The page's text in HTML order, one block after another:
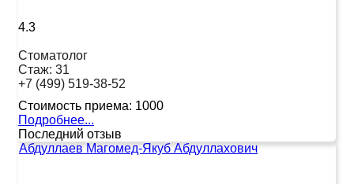
4.3
Стоматолог
Стаж: 31
+7 (499) 519-38-52
Стоимость приема: 1000
Подробнее...
Последний отзыв
Абдуллаев Магомед-Якуб Абдуллахович